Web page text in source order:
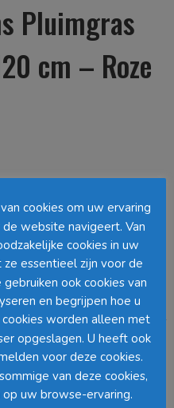
Pluimgras
cm – Roze
Categorie:
Staande Planten
kunstplanten van Mica
maar hebben geen
cookies om uw ervaring
website navigeert. Van
cookies in uw
essentieel zijn voor de
ook cookies van
en begrijpen hoe u
worden alleen met
opgeslagen. U heeft ook
voor deze cookies.
van deze cookies,
uw browse-ervaring.